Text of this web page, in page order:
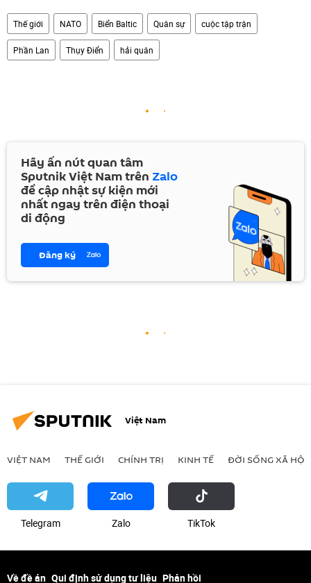
Thế giới NATO Biển Baltic Quân sự cuộc tập trận
Phần Lan Thụy Điển hải quân
Hãy ấn nút quan tâm
Sputnik Việt Nam trên Zalo
để cập nhật sự kiện mới
nhất ngay trên điện thoại
di động
Đăng ký
Việt Nam
VIỆT NAM THẾ GIỚI CHÍNH TRỊ KINH TẾ ĐỜI SỐNG XÃ HỘI
Telegram Zalo ТikТоk
Về đề án Qui định sử dụng tư liệu Phản hồi